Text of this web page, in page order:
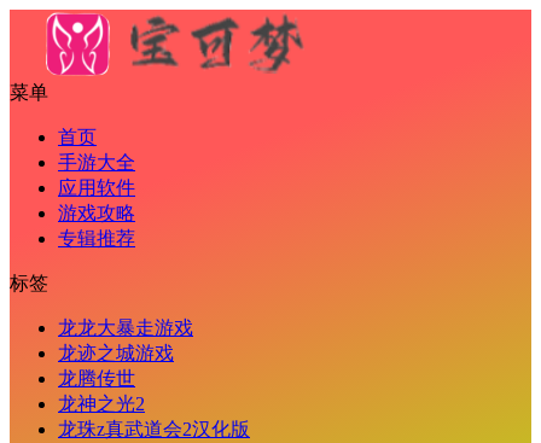
菜单
首页
手游大全
应用软件
游戏攻略
专辑推荐
标签
龙龙大暴走游戏
龙迹之城游戏
龙腾传世
龙神之光2
龙珠z真武道会2汉化版